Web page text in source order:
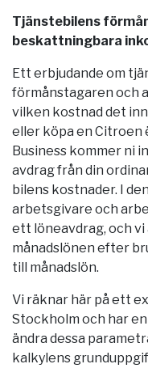
Tjänstebilens
beskattningbara
Ett erbjudande om
förmånstagaren och
vilken kostnad det
eller köpa en Citroen
Business kommer ni
avdrag från din
bilens kostnader. I
arbetsgivare och
ett löneavdrag, och
månadslönen efter
till månadslön.
Vi räknar här på ett
Stockholm och har
ändra dessa
kalkylens